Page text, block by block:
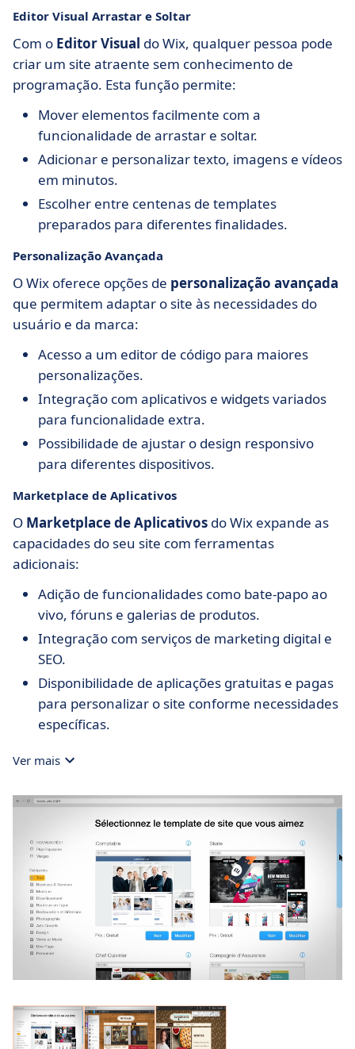
Editor Visual Arrastar e Soltar
Com o Editor Visual do Wix, qualquer pessoa pode
criar um site atraente sem conhecimento de
programação. Esta função permite:
Mover elementos facilmente com a
funcionalidade de arrastar e soltar.
Adicionar e personalizar texto, imagens e vídeos
em minutos.
Escolher entre centenas de templates
preparados para diferentes finalidades.
Personalização Avançada
O Wix oferece opções de personalização avançada
que permitem adaptar o site às necessidades do
usuário e da marca:
Acesso a um editor de código para maiores
personalizações.
Integração com aplicativos e widgets variados
para funcionalidade extra.
Possibilidade de ajustar o design responsivo
para diferentes dispositivos.
Marketplace de Aplicativos
O Marketplace de Aplicativos do Wix expande as
capacidades do seu site com ferramentas
adicionais:
Adição de funcionalidades como bate-papo ao
vivo, fóruns e galerias de produtos.
Integração com serviços de marketing digital e
SEO.
Disponibilidade de aplicações gratuitas e pagas
para personalizar o site conforme necessidades
específicas.
Ver mais